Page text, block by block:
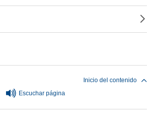
Se abre en ventana nueva
Escuchar página
Inicio del contenido